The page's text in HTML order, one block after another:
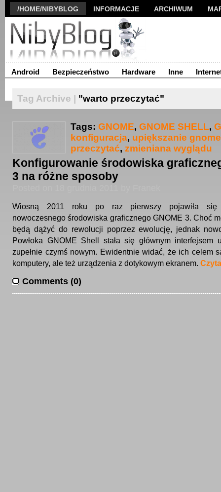
/HOME/NIBYBLOG INFORMACJE ARCHIWUM
Android Bezpieczeństwo Hardware Inne
Tag Archive | "warto przeczytać"
Tags: GNOME, GNOME SHELL,
konfiguracja, upiększanie gnome
przeczytać, zmieniana wyglądu
Konfigurowanie środowiska
3 na różne sposoby
Wiosną 2011 roku po raz pierwszy pojawiła się
nowoczesnego środowiska graficznego GNOME 3. Choć
będą dążyć do rewolucji poprzez ewolucję, jednak
Powłoka GNOME Shell stała się głównym interfejsem
zupełnie czymś nowym. Ewidentnie widać, że ich celem
komputery, ale też urządzenia z dotykowym ekranem.
Comments (0)